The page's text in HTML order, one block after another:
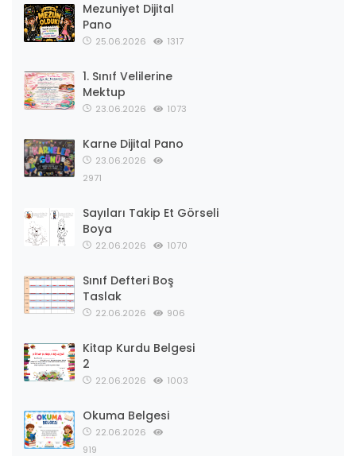
Mezuniyet Dijital
Pano
25.06.2026 1317
1. Sınıf Velilerine
Mektup
23.06.2026 1073
Karne Dijital Pano
23.06.2026
2971
Sayıları Takip Et Görseli
Boya
22.06.2026 1070
Sınıf Defteri Boş
Taslak
22.06.2026 906
Kitap Kurdu Belgesi
2
22.06.2026 1003
Okuma Belgesi
22.06.2026
919